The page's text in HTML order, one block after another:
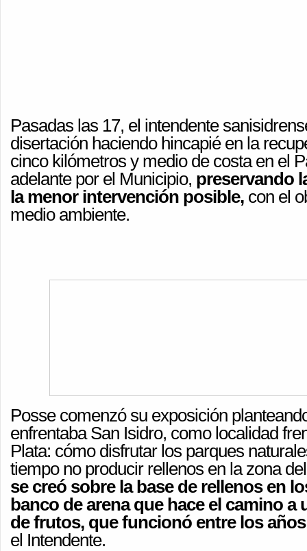
Pasadas las 17, el intendente
disertación haciendo hincapié en la
cinco kilómetros y medio de costa en el
adelante por el Municipio, preservando
la menor intervención posible, con el
medio ambiente.
Posse comenzó su exposición
enfrentaba San Isidro, como localidad
Plata: cómo disfrutar los parques
tiempo no producir rellenos en la zona
se creó sobre la base de rellenos en
banco de arena que hace el camino
de frutos, que funcionó entre los
el Intendente.